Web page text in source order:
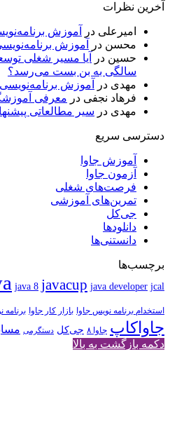
آخرین نظرات
امیرعلی در
آموزش
محسن در
آموزش
حسین در
سالگی به بن بست می‌رسد؟
مهدی در
آموزش برنامه‌نویسی
فرهاد نجفی در معرفی
مهدی در سیر مطالعاتی
دسترسی سریع
آموزش جاوا
آزمون جاوا
فرصت‌های شغلی
تمرین‌های آموزشی
جی‌کل
دانلودها
دانستنی‌ها
برچسب‌ها
java 8 javacup java developer jcal
استخدام برنامه نویس جاوا بازار کار جاوا برنامه
جاواکاپ جاوا ۸ جی‌کل دستگرمی
دکمه بازگشت به بالا